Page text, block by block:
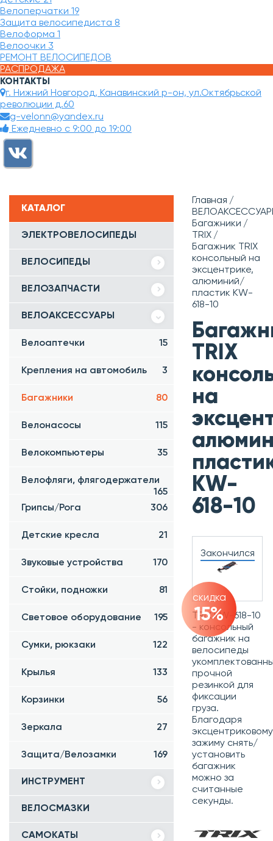
Велоперчатки 19
Защита велосипедиста 8
Велоформа 1
Велоочки 3
РЕМОНТ ВЕЛОСИПЕДОВ
РАСПРОДАЖА
КОНТАКТЫ
г. Нижний Новгород, Канавинский р-он, ул.Октябрьской
революции д.60
g-velonn@yandex.ru
Ежедневно с 9:00 до 19:00
КАТАЛОГ
ЭЛЕКТРОВЕЛОСИПЕДЫ
ВЕЛОСИПЕДЫ
ВЕЛОЗАПЧАСТИ
ВЕЛОАКСЕССУАРЫ
Велоаптечки 15
Крепления на автомобиль 3
Багажники 80
Велонасосы 115
Велокомпьютеры 35
Велофляги, флягодержатели
165
Грипсы/Рога
306
Детские кресла 21
Звуковые устройства 170
Стойки, подножки 81
Световое оборудование 195
Сумки, рюкзаки 122
Крылья 133
Корзинки 56
Зеркала 27
Защита/Велозамки 169
ИНСТРУМЕНТ
ВЕЛОСМАЗКИ
САМОКАТЫ
Главная
Багажники
TRIX
Багажник TRIX
консольный на
эксцентрике,
алюминий/
пластик KW-
618-10
TRIX
на
KW-
618-10
Закончился
скидка
15%
TRIX KW-618-10
- консольный
багажник на
велосипеды
прочной
резинкой для
фиксации
груза.
Благодаря
эксцентриковому
зажиму снять/
установить
багажник
можно за
считанные
секунды.